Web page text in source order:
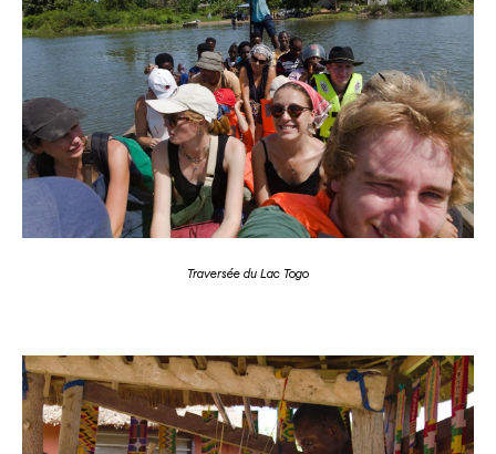
Traversée du Lac Togo